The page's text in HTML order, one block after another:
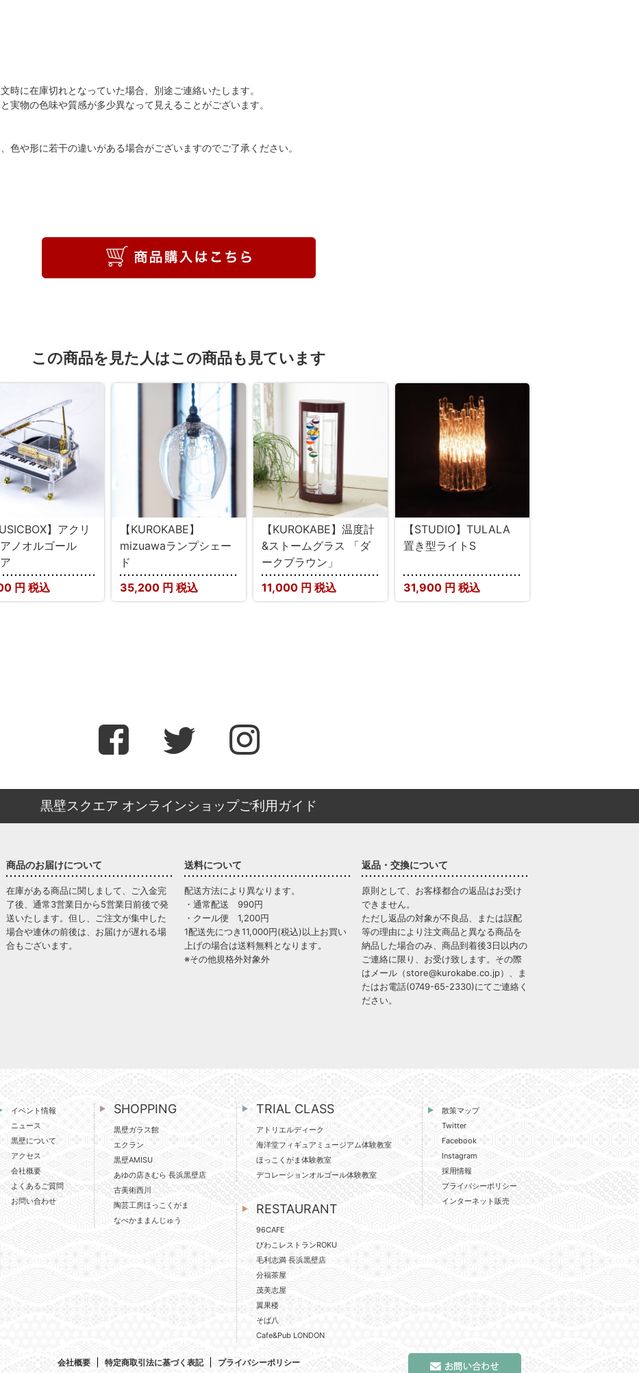
時に在庫切れとなっていた場合、別途ご連絡いたします。
実物の色味や質感が多少異なって見えることがございます。
色や形に若干の違いがある場合がございますのでご了承ください。
この商品を見た人はこの商品も見ています
】アクリ
ノオルゴール
円 税込
【KUROKABE】
mizuawaランプシェー
ド
35,200 円 税込
【KUROKABE】温度計
&ストームグラス 「ダ
ークブラウン」
11,000 円 税込
【STUDIO】TULALA
置き型ライトS
31,900 円 税込
黒壁スクエア オンラインショップご利用ガイド
商品のお届けについて
在庫がある商品に関しまして、ご入金完
了後、通常3営業日から5営業日前後で発
送いたします。但し、ご注文が集中した
場合や連休の前後は、お届けが遅れる場
合もございます。
送料について
配送方法により異なります。
・通常配送 990円
・クール便 1,200円
1配送先につき11,000円(税込)以上お買い
上げの場合は送料無料となります。
※その他規格外対象外
返品・交換について
原則として、お客様都合の返品はお受け
できません。
ただし返品の対象が不良品、または誤配
等の理由により注文商品と異なる商品を
納品した場合のみ、商品到着後3日以内の
ご連絡に限り、お受け致します。その際
はメール（store@kurokabe.co.jp）、ま
たはお電話(0749-65-2330)にてご連絡く
ださい。
イベント情報
ニュース
黒壁について
アクセス
会社概要
よくあるご質問
お問い合わせ
SHOPPING
黒壁ガラス館
エクラン
黒壁AMISU
あゆの店きむら 長浜黒壁店
古美術西川
陶芸工房ほっこくがま
なべかままんじゅう
TRIAL CLASS
アトリエルディーク
海洋堂フィギュアミュージアム体験教室
ほっこくがま体験教室
デコレーションオルゴール体験教室
RESTAURANT
96CAFE
びわこレストランROKU
毛利志満 長浜黒壁店
分福茶屋
茂美志屋
翼果楼
そば八
Cafe&Pub LONDON
散策マップ
Twitter
Facebook
Instagram
採用情報
プライバシーポリシー
インターネット販売
会社概要 特定商取引法に基づく表記 プライバシーポリシー